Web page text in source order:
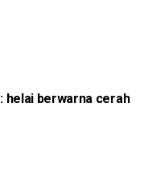
helai berwarna cerah